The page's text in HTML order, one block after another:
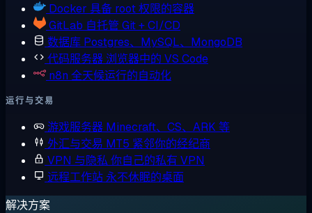
Docker 具备 root 权限的容器
GitLab 自托管 Git + CI/CD
数据库 Postgres、MySQL、MongoDB
代码服务器 浏览器中的 VS Code
n8n 全天候运行的自动化
运行与交易
游戏服务器 Minecraft、CS、ARK 等
外汇与交易 MT5 紧邻你的经纪商
VPN 与隐私 你自己的私有 VPN
远程工作站 永不休眠的桌面
解决方案